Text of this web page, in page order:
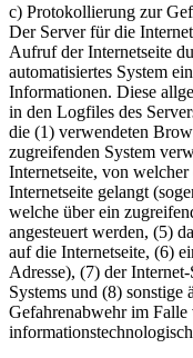
c) Protokollierung zur
Der Server für die
Aufruf der Internetseite
automatisiertes System
Informationen. Diese
in den Logfiles des
die (1) verwendeten
zugreifenden System
Internetseite, von
Internetseite gelangt
welche über ein
angesteuert werden, (5)
auf die Internetseite, (6)
Adresse), (7) der
Systems und (8)
Gefahrenabwehr im